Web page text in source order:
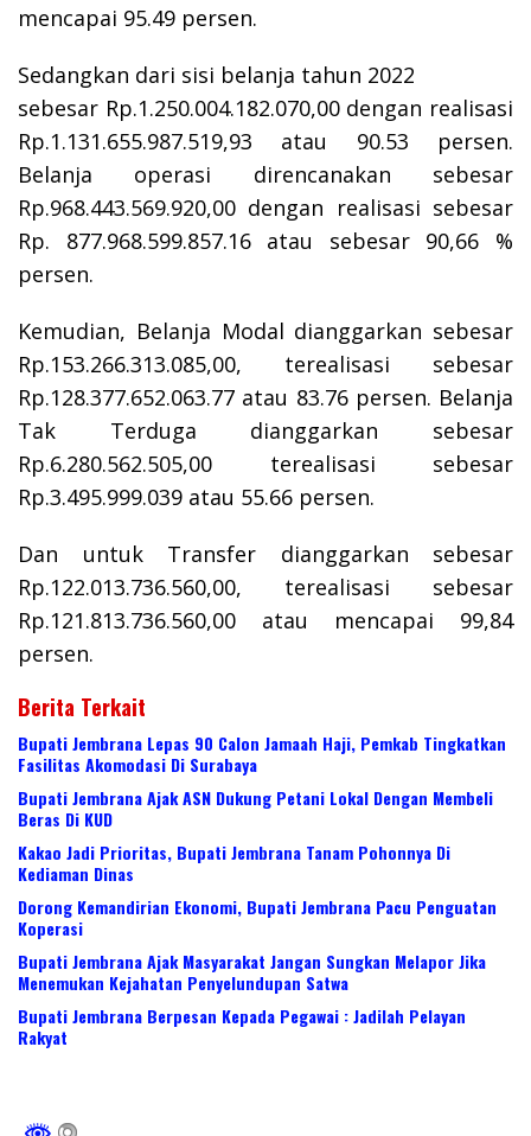
mencapai 95.49 persen.
Sedangkan dari sisi belanja tahun 2022
sebesar Rp.1.250.004.182.070,00 dengan realisasi
Rp.1.131.655.987.519,93 atau 90.53 persen.
Belanja operasi direncanakan sebesar
Rp.968.443.569.920,00 dengan realisasi sebesar
Rp. 877.968.599.857.16 atau sebesar 90,66 %
persen.
Kemudian, Belanja Modal dianggarkan sebesar
Rp.153.266.313.085,00, terealisasi sebesar
Rp.128.377.652.063.77 atau 83.76 persen. Belanja
Tak Terduga dianggarkan sebesar
Rp.6.280.562.505,00 terealisasi sebesar
Rp.3.495.999.039 atau 55.66 persen.
Dan untuk Transfer dianggarkan sebesar
Rp.122.013.736.560,00, terealisasi sebesar
Rp.121.813.736.560,00 atau mencapai 99,84
persen.
Berita Terkait
Bupati Jembrana Lepas 90 Calon Jamaah Haji, Pemkab Tingkatkan
Fasilitas Akomodasi Di Surabaya
Bupati Jembrana Ajak ASN Dukung Petani Lokal Dengan Membeli
Beras Di KUD
Kakao Jadi Prioritas, Bupati Jembrana Tanam Pohonnya Di
Kediaman Dinas
Dorong Kemandirian Ekonomi, Bupati Jembrana Pacu Penguatan
Koperasi
Bupati Jembrana Ajak Masyarakat Jangan Sungkan Melapor Jika
Menemukan Kejahatan Penyelundupan Satwa
Bupati Jembrana Berpesan Kepada Pegawai : Jadilah Pelayan
Rakyat